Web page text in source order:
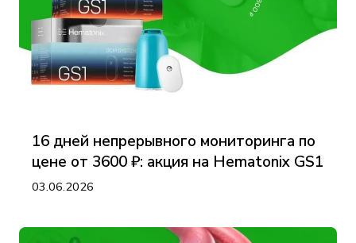
16 дней непрерывного мониторинга по
цене от 3600 ₽: акция на Hematonix GS1
03.06.2026